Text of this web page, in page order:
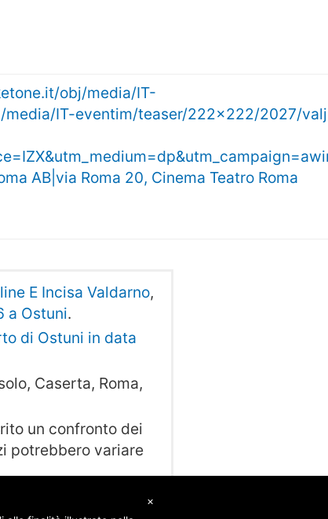
obj/media/IT-
IT-eventim/teaser/222x222/2027/
AB|via Roma 20, Cinema Teatro Roma
E Incisa Valdarno,
a Ostuni.
di Ostuni in data
Caserta, Roma,
un confronto dei
potrebbero variare
×